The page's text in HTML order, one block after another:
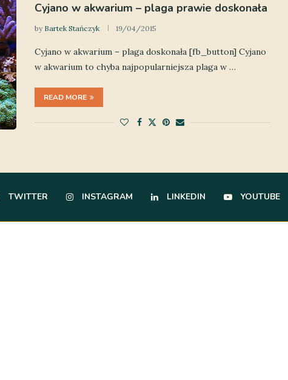
Cyjano w akwarium – plaga prawie doskonała
by Bartek Stańczyk 19/04/2015
Cyjano w akwarium – plaga doskonała [fb_button] Cyjano
w akwarium to chyba najpopularniejsza plaga w …
READ MORE
TWITTER INSTAGRAM LINKEDIN YOUTUBE